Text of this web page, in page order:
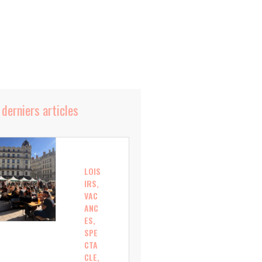
articles
LOIS
IRS,
VAC
ANC
ES,
SPE
CTA
CLE,